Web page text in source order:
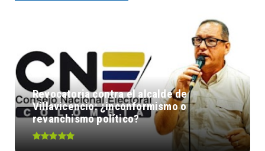
Revocatoria contra el alcalde de
Villavicencio: ¿inconformismo o
revanchismo político?